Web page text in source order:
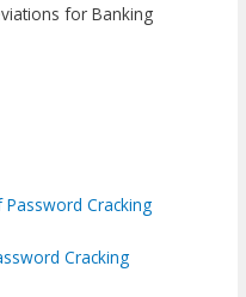
for Banking
Password Cracking
Cracking